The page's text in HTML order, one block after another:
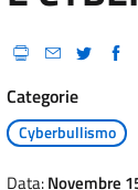
Categorie
Cyberbullismo
Data:Novembre